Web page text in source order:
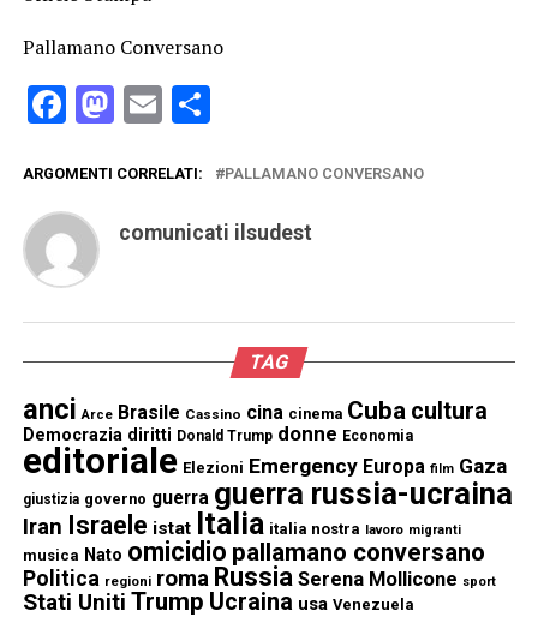
Pallamano Conversano
Facebook
Mastodon
EmailCondividi
ARGOMENTI CORRELATI: PALLAMANO CONVERSANO
comunicati ilsudest
TAG
anci Arce Brasile Cassino cina cinema Cuba cultura
Democrazia diritti Donald Trump donne Economia
editoriale Elezioni Emergency Europa film Gaza
giustizia governo guerra guerra russia-ucraina
Iran Israele istat Italia italia nostra lavoro migranti
musica Nato omicidio pallamano conversano
Politica regioni roma Russia Serena Mollicone sport
Stati Uniti Trump Ucraina usa Venezuela